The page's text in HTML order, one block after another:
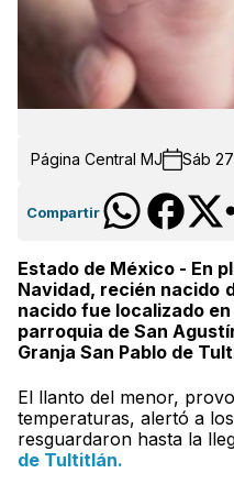
Página Central MJ Sáb
Compartir
Estado de México - En
Navidad, recién nacido
nacido fue localizado
parroquia de San
Granja San Pablo de
El llanto del menor,
temperaturas, alertó a los
resguardaron hasta la
de Tultitlán.